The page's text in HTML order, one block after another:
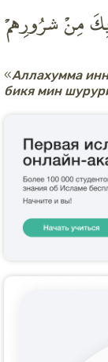
بِكَ مِنْ شرُورِهمْ
«Аллахумма
бикя мин